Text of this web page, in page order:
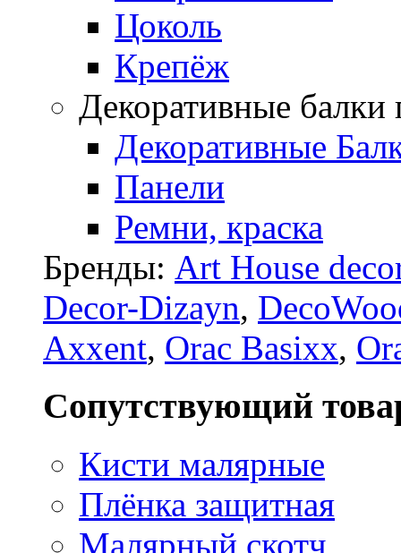
Цоколь
Крепёж
Декоративные балки
Декоративные
Панели
Ремни, краска
Бренды: Art House
Decor-Dizayn,
Axxent, Orac Basixx,
Сопутствующий
Кисти малярные
Плёнка защитная
Малярный скотч